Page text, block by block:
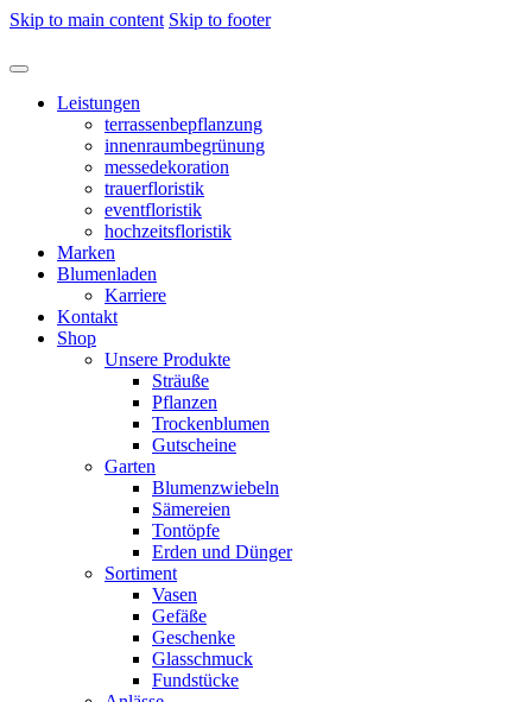
Skip to main content Skip to footer
Leistungen
terrassenbepflanzung
innenraumbegrünung
messedekoration
trauerfloristik
eventfloristik
hochzeitsfloristik
Marken
Blumenladen
Karriere
Kontakt
Shop
Unsere Produkte
Sträuße
Pflanzen
Trockenblumen
Gutscheine
Garten
Blumenzwiebeln
Sämereien
Tontöpfe
Erden und Dünger
Sortiment
Vasen
Gefäße
Geschenke
Glasschmuck
Fundstücke